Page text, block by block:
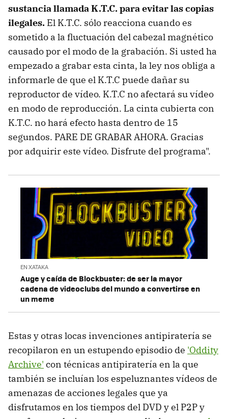
sustancia llamada K.T.C. para evitar las copias
ilegales. El K.T.C. sólo reacciona cuando es
sometido a la fluctuación del cabezal magnético
causado por el modo de la grabación. Si usted ha
empezado a grabar esta cinta, la ley nos obliga a
informarle de que el K.T.C puede dañar su
reproductor de vídeo. K.T.C no afectará su vídeo
en modo de reproducción. La cinta cubierta con
K.T.C. no hará efecto hasta dentro de 15
segundos. PARE DE GRABAR AHORA. Gracias
por adquirir este vídeo. Disfrute del programa".
EN XATAKA
Auge y caída de Blockbuster: de ser la mayor
cadena de videoclubs del mundo a convertirse en
un meme
Estas y otras locas invenciones antipiratería se
recopilaron en un estupendo episodio de 'Oddity
Archive' con técnicas antipiratería en la que
también se incluían los espeluznantes vídeos de
amenazas de acciones legales que ya
disfrutamos en los tiempos del DVD y el P2P y